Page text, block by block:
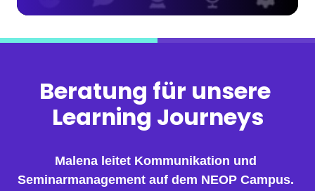
Beratung für unsere
Learning Journeys
Malena leitet Kommunikation und
Seminarmanagement auf dem NEOP Campus.